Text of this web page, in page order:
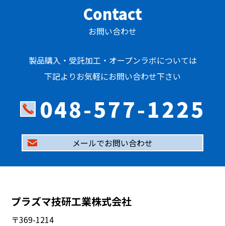
Contact
お問い合わせ
製品購入・受託加工・オープンラボについては
下記よりお気軽にお問い合わせ下さい
048-577-1225
メールでお問い合わせ
プラズマ技研工業株式会社
〒369-1214